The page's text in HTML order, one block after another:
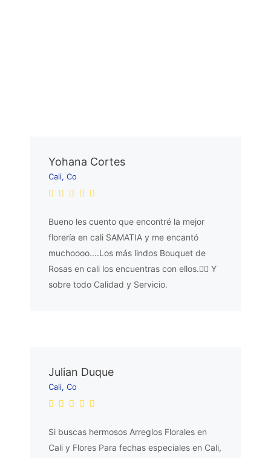
Yohana Cortes
Cali, Co
Bueno les cuento que encontré la mejor
florería en cali SAMATIA y me encantó
muchoooo....Los más lindos Bouquet de
Rosas en cali los encuentras con ellos.👌🏼 Y
sobre todo Calidad y Servicio.
Julian Duque
Cali, Co
Si buscas hermosos Arreglos Florales en
Cali y Flores Para fechas especiales en Cali,